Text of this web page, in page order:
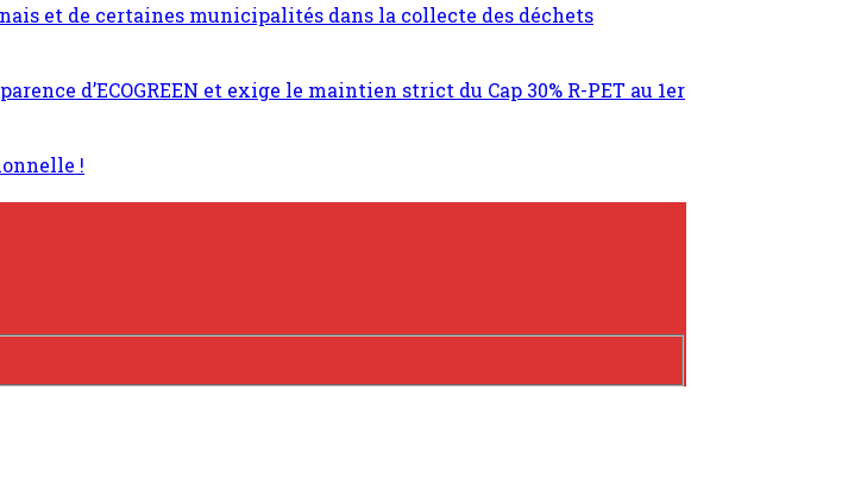
et de certaines municipalités dans la collecte des déchets
d’ECOGREEN et exige le maintien strict du Cap 30% R-PET au 1er
!